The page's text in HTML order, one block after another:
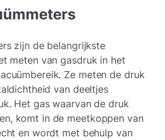
zijn de belangrijkste
meten van gasdruk in het
Ze meten de druk
van deeltjes
Het gas waarvan de druk
komt in de meetkoppen van
en wordt met behulp van